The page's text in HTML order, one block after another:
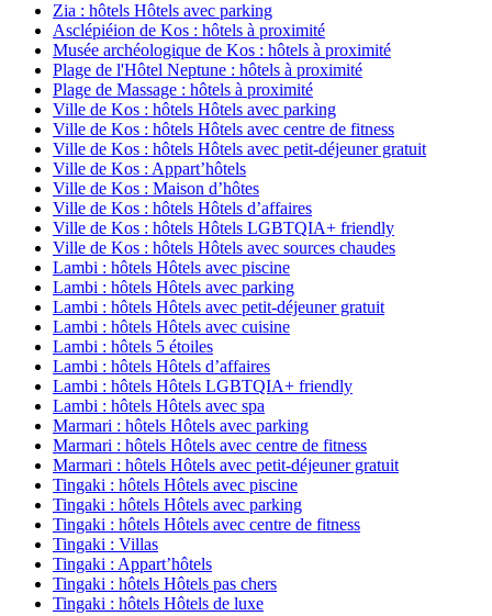
Zia : hôtels Hôtels avec parking
Asclépiéion de Kos : hôtels à proximité
Musée archéologique de Kos : hôtels à proximité
Plage de l'Hôtel Neptune : hôtels à proximité
Plage de Massage : hôtels à proximité
Ville de Kos : hôtels Hôtels avec parking
Ville de Kos : hôtels Hôtels avec centre de fitness
Ville de Kos : hôtels Hôtels avec petit-déjeuner gratuit
Ville de Kos : Appart’hôtels
Ville de Kos : Maison d’hôtes
Ville de Kos : hôtels Hôtels d’affaires
Ville de Kos : hôtels Hôtels LGBTQIA+ friendly
Ville de Kos : hôtels Hôtels avec sources chaudes
Lambi : hôtels Hôtels avec piscine
Lambi : hôtels Hôtels avec parking
Lambi : hôtels Hôtels avec petit-déjeuner gratuit
Lambi : hôtels Hôtels avec cuisine
Lambi : hôtels 5 étoiles
Lambi : hôtels Hôtels d’affaires
Lambi : hôtels Hôtels LGBTQIA+ friendly
Lambi : hôtels Hôtels avec spa
Marmari : hôtels Hôtels avec parking
Marmari : hôtels Hôtels avec centre de fitness
Marmari : hôtels Hôtels avec petit-déjeuner gratuit
Tingaki : hôtels Hôtels avec piscine
Tingaki : hôtels Hôtels avec parking
Tingaki : hôtels Hôtels avec centre de fitness
Tingaki : Villas
Tingaki : Appart’hôtels
Tingaki : hôtels Hôtels pas chers
Tingaki : hôtels Hôtels de luxe